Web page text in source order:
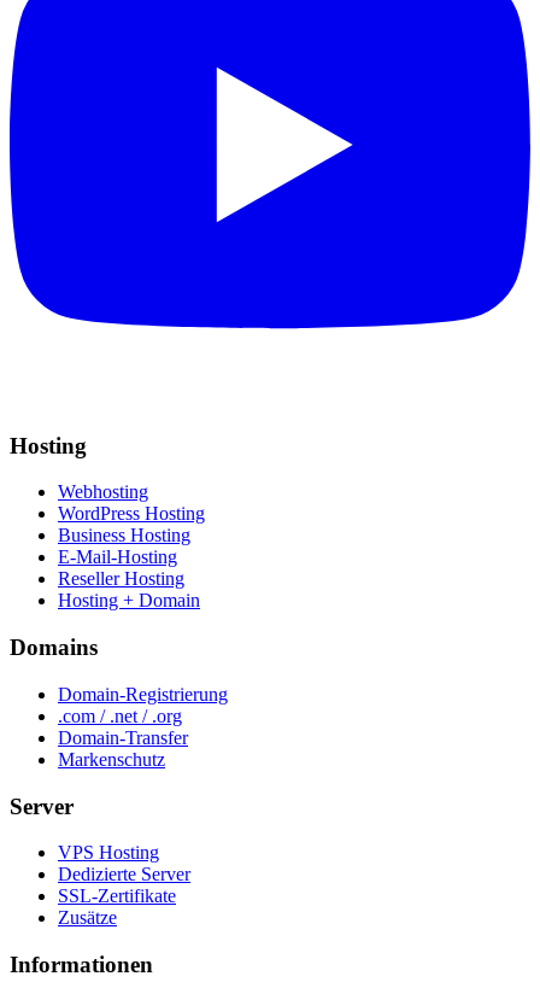
Hosting
Webhosting
WordPress Hosting
Business Hosting
E-Mail-Hosting
Reseller Hosting
Hosting + Domain
Domains
Domain-Registrierung
.com / .net / .org
Domain-Transfer
Markenschutz
Server
VPS Hosting
Dedizierte Server
SSL-Zertifikate
Zusätze
Informationen